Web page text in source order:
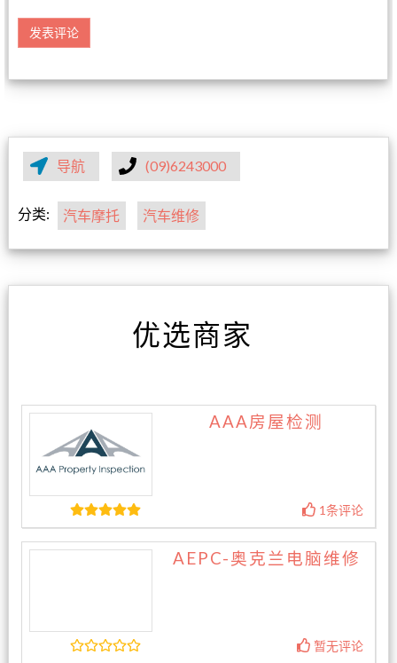
导航 (09)6243000
分类: 汽车摩托 汽车维修
优选商家
AAA房屋检测
1条评论
AEPC-奥克兰电脑维修
暂无评论